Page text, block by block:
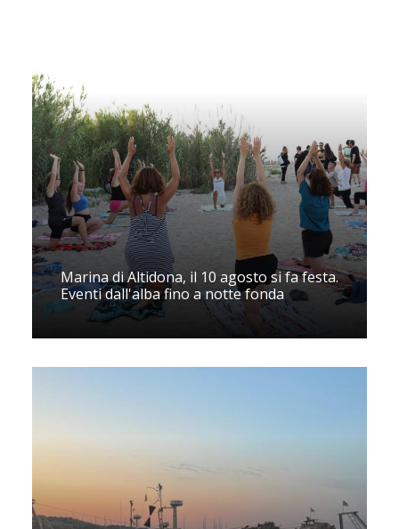
Marina di Altidona, il 10 agosto si fa festa.
Eventi dall'alba fino a notte fonda